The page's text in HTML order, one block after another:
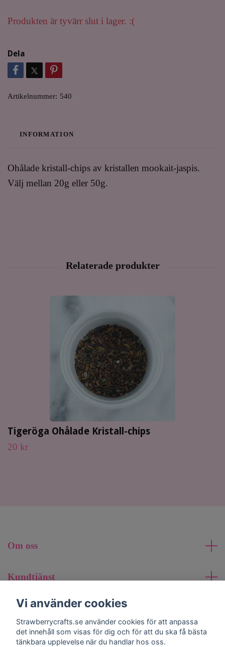
Produkten är tyvärr slut i lager. :(
Dela
Artikelnummer: 540
INFORMATION
Ohålade kristall-chips av kristallen mookait-jaspis.
Välj mellan 20g eller 50g.
Tigeröga Ohålade Kristall-chips
20 kr
Om oss
Kundtjänst
Läs mer
Sociala medier
Vi använder cookies
Strawberrycrafts.se använder cookies för att anpassa
det innehåll som visas för dig och för att du ska få bästa
tänkbara upplevelse när du handlar hos oss.